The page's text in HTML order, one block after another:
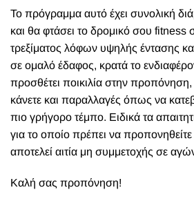
Το πρόγραμμα αυτό έχει συνολική
και θα φτάσει το δρομικό σου fitness
τρεξίματος λόφων υψηλής έντασης
σε ομαλό έδαφος, κρατά το
προσθέτει ποικιλία στην
κάνετε και παραλλαγές όπως να
πιο γρήγορο τέμπο. Ειδικά τα
για το οποίο πρέπει να
αποτελεί αιτία μη συμμετοχής σε
Καλή σας προπόνηση!